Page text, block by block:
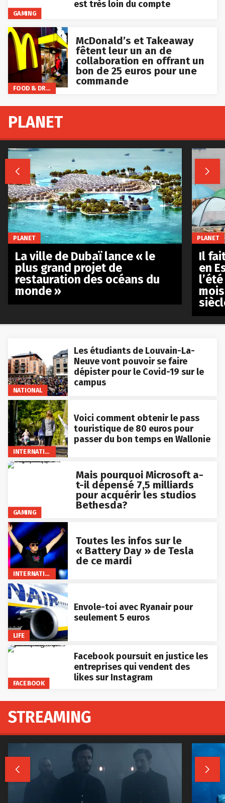
GAMING
est très loin du compte
FOOD & DRINKS
McDonald’s et Takeaway
fêtent leur un an de
collaboration en offrant un
bon de 25 euros pour une
commande
NATIONAL
Les étudiants de Louvain-La-
Neuve vont pouvoir se faire
dépister pour le Covid-19 sur le
campus
INTERNATIONAL
Voici comment obtenir le pass
touristique de 80 euros pour
passer du bon temps en Wallonie
GAMING
Mais pourquoi Microsoft a-
t-il dépensé 7,5 milliards
pour acquérir les studios
Bethesda?
INTERNATIONAL
Toutes les infos sur le
« Battery Day » de Tesla
de ce mardi
LIFE
Envole-toi avec Ryanair pour
seulement 5 euros
FACEBOOK
Facebook poursuit en justice les
entreprises qui vendent des
likes sur Instagram
PLANET
 
PLANET
La ville de Dubaï lance « le
plus grand projet de
restauration des océans du
monde »
PLANET
Il
en
STREAMING
 